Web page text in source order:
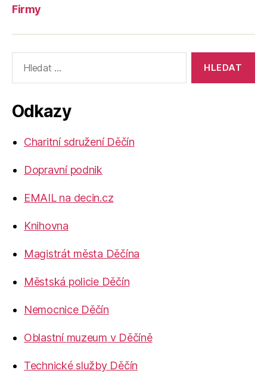
Firmy
vyhledávání:
Odkazy
Charitní sdružení Děčín
Dopravní podnik
EMAIL na decin.cz
Knihovna
Magistrát města Děčína
Městská policie Děčín
Nemocnice Děčín
Oblastní muzeum v Děčíně
Technické služby Děčín